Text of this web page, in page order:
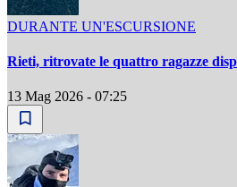
DURANTE UN'ESCURSIONE
Rieti, ritrovate le quattro ragazze
13 Mag 2026 - 07:25